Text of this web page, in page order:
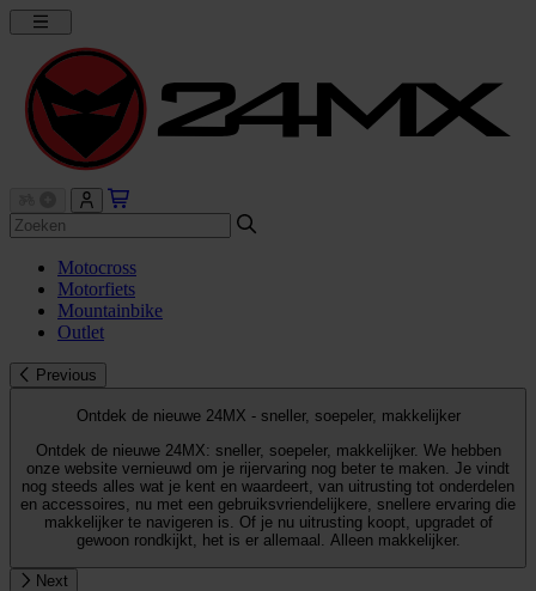
Motocross
Motorfiets
Mountainbike
Outlet
Previous
Ontdek de nieuwe 24MX - sneller, soepeler, makkelijker
Ontdek de nieuwe 24MX: sneller, soepeler, makkelijker. We hebben
onze website vernieuwd om je rijervaring nog beter te maken. Je vindt
nog steeds alles wat je kent en waardeert, van uitrusting tot onderdelen
en accessoires, nu met een gebruiksvriendelijkere, snellere ervaring die
makkelijker te navigeren is. Of je nu uitrusting koopt, upgradet of
gewoon rondkijkt, het is er allemaal. Alleen makkelijker.
Next